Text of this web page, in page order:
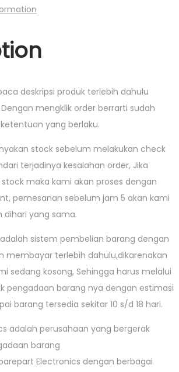
deskripsi produk terlebih dahulu
mengklik order berrarti sudah
yang berlaku.
stock sebelum melakukan check
terjadinya kesalahan order, Jika
maka kami akan proses dengan
pemesanan sebelum jam 5 akan kami
dihari yang sama.
: adalah sistem pembelian barang dengan
membayar terlebih dahulu,dikarenakan
sedang kosong, Sehingga harus melalui
pengadaan barang nya dengan estimasi
barang tersedia sekitar 10 s/d 18 hari.
adalah perusahaan yang bergerak
barang
Electronics dengan berbagai